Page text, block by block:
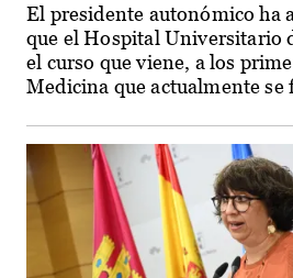
El presidente autonómico ha
que el Hospital Universitario
el curso que viene, a los
Medicina que actualmente se